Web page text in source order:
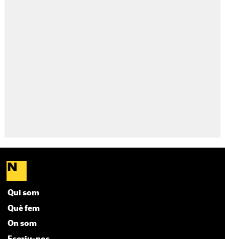
Qui som
Què fem
On som